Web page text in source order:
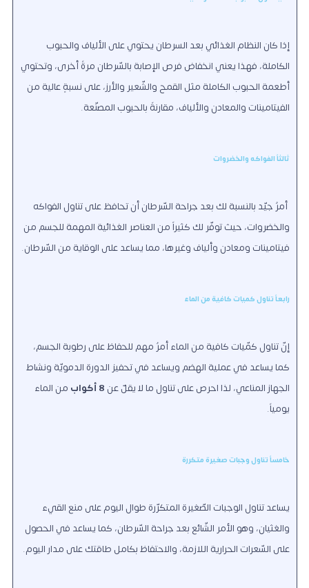
إذا كان النظام الغذائي بعد السرطان يحتوي على الألياف والحبوب
الكاملة، فهذا يعني انخفاض فرص الإصابة بالسّرطان مرةً أخرى، وتحتوي
أطعمة الحبوب الكاملة مثل القمح والشّعير والأرز، على نسبةٍ عالية من
الفيتامينات والمعادن والألياف، مقارنةً بالحبوب المصنّعة.
ثالثاً الفواكه والخضروات
أمرٌ جيّد بالنسبة لك بعد جراحة السّرطان أن تحافظ على تناول الفواكه
والخضروات، حيث توفّر لك كثيراً من العناصر الغذائية المهمة للجسم من
فيتامينات ومعادن وألياف وغيرها، مما يساعد على الوقاية من السّرطان.
رابعاً تناول كميات كافية من الماء
إنّ تناول كمّيات كافية من الماء أمرٌ مهم للحفاظ على رطوبة الجسم،
كما يساعد في عملية الهضم ويساعد في تحفيز الدورة الدمويّة ونشاط
الجهاز المناعي، لذا احرص على تناول ما لا يقلّ عن 8أكواب من الماء
يومياً.
خامساً تناول وجبات صغيرة متكررة
يساعد تناول الوجبات الصّغيرة المتكرّرة طوال اليوم على منع القيء
والغثيان، وهو الأمر الشّائع بعد جراحة السّرطان، كما يساعد في الحصول
على السّعرات الحرارية اللازمة، والاحتفاظ بكامل طاقتك على مدار اليوم.